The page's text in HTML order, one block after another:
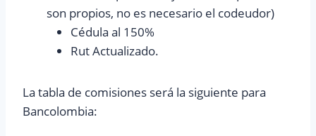
son propios, no es necesario el codeudor)
Cédula al 150%
Rut Actualizado.
La tabla de comisiones será la siguiente para
Bancolombia: